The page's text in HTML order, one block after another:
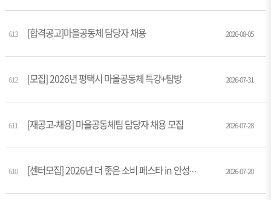
613 [합격공고]마을공동체 담당자 채용 2026-08-05
612 [모집] 2026년 평택시 마을공동체 특강+탐방 2026-07-31
611 [재공고-채용] 마을공동체팀 담당자 채용 모집 2026-07-28
610 [센터모집] 2026년 더 좋은 소비 페스타 in 안성_스타필드 단기기획전 참가기업 모집 2026-07-20